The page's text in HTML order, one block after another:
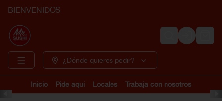
BIENVENIDOS
Login
¿Dónde quieres pedir?
Inicio Pide aquí Locales Trabaja con nosotros